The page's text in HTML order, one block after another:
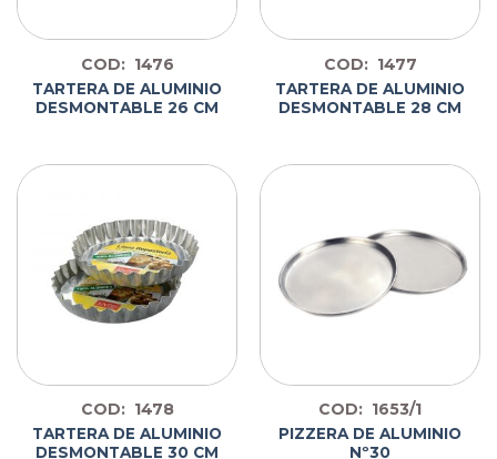
COD: 1476
TARTERA DE ALUMINIO
DESMONTABLE 26 CM
COD: 1477
TARTERA DE ALUMINIO
DESMONTABLE 28 CM
COD: 1478
TARTERA DE ALUMINIO
DESMONTABLE 30 CM
COD: 1653/1
PIZZERA DE ALUMINIO
Nº30